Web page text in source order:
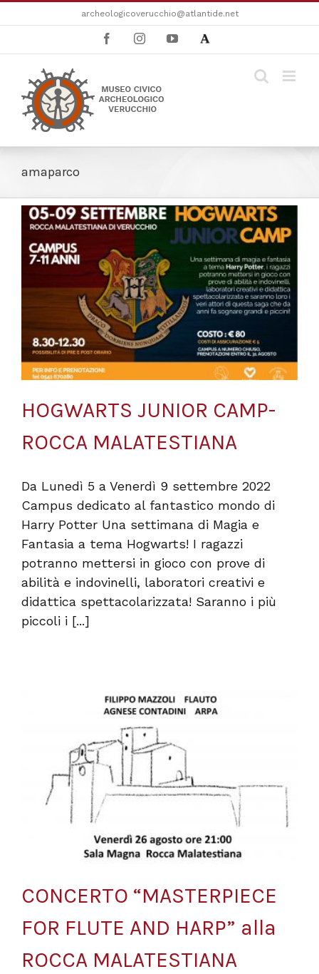
al
archeologicoverucchio@atlantide.net
FacebookInstagramYouTubeAcademia
amaparco
HOGWARTS JUNIOR CAMP-
ROCCA MALATESTIANA
Da Lunedì 5 a Venerdì 9 settembre 2022
Campus dedicato al fantastico mondo di
Harry Potter Una settimana di Magia e
Fantasia a tema Hogwarts! I ragazzi
potranno mettersi in gioco con prove di
abilità e indovinelli, laboratori creativi e
didattica spettacolarizzata! Saranno i più
piccoli i [...]
CONCERTO “MASTERPIECE
FOR FLUTE AND HARP” alla
ROCCA MALATESTIANA